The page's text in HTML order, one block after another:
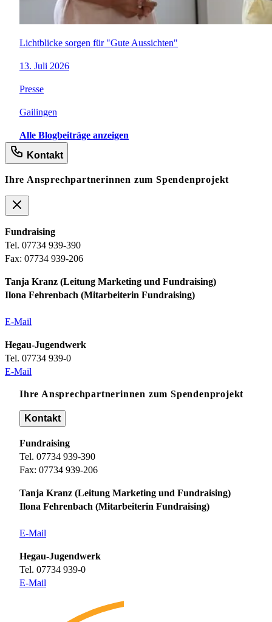
Lichtblicke sorgen für "Gute Aussichten"
13. Juli 2026
Presse
Gailingen
Alle Blogbeiträge anzeigen
Kontakt
Ihre Ansprechpartnerinnen zum Spendenprojekt
Fundraising
Tel. 07734 939-390
Fax: 07734 939-206
Tanja Kranz (Leitung Marketing und Fundraising)
Ilona Fehrenbach (Mitarbeiterin Fundraising)
E-Mail
Hegau-Jugendwerk
Tel. 07734 939-0
E-Mail
Ihre Ansprechpartnerinnen zum Spendenprojekt
Kontakt
Fundraising
Tel. 07734 939-390
Fax: 07734 939-206
Tanja Kranz (Leitung Marketing und Fundraising)
Ilona Fehrenbach (Mitarbeiterin Fundraising)
E-Mail
Hegau-Jugendwerk
Tel. 07734 939-0
E-Mail